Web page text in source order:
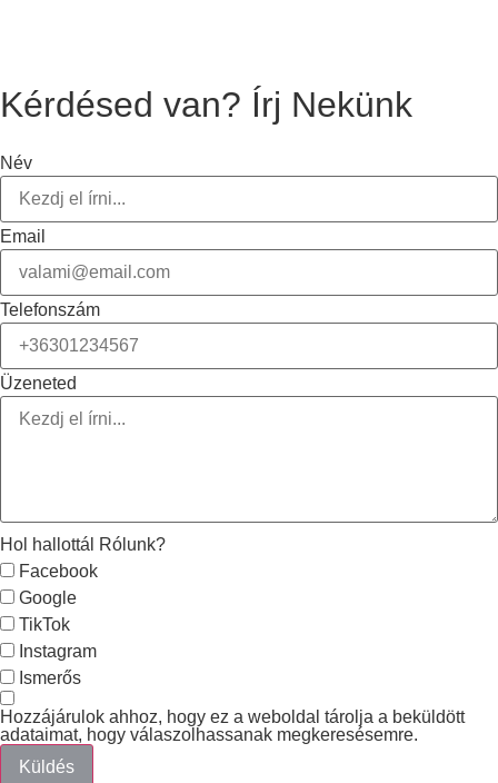
Kérdésed van? Írj Nekünk
Név
Email
Telefonszám
Üzeneted
Hol hallottál Rólunk?
Facebook
Google
TikTok
Instagram
Ismerős
Hozzájárulok ahhoz, hogy ez a weboldal tárolja a beküldött
adataimat, hogy válaszolhassanak megkeresésemre.
Küldés